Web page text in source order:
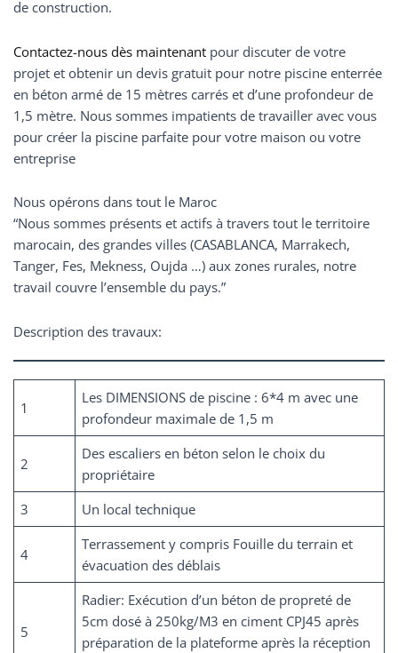
de construction.
Contactez-nous dès maintenant pour discuter de votre
projet et obtenir un devis gratuit pour notre piscine enterrée
en béton armé de 15 mètres carrés et d’une profondeur de
1,5 mètre. Nous sommes impatients de travailler avec vous
pour créer la piscine parfaite pour votre maison ou votre
entreprise
Nous opérons dans tout le Maroc
“Nous sommes présents et actifs à travers tout le territoire
marocain, des grandes villes (CASABLANCA, Marrakech,
Tanger, Fes, Mekness, Oujda …) aux zones rurales, notre
travail couvre l’ensemble du pays.”
Description des travaux:
1
Les DIMENSIONS de piscine : 6*4 m avec une
profondeur maximale de 1,5 m
2
Des escaliers en béton selon le choix du
propriétaire
3
Un local technique
4
Terrassement y compris Fouille du terrain et
évacuation des déblais
5
Radier: Exécution d’un béton de propreté de
5cm dosé à 250kg/M3 en ciment CPJ45 après
préparation de la plateforme après la réception